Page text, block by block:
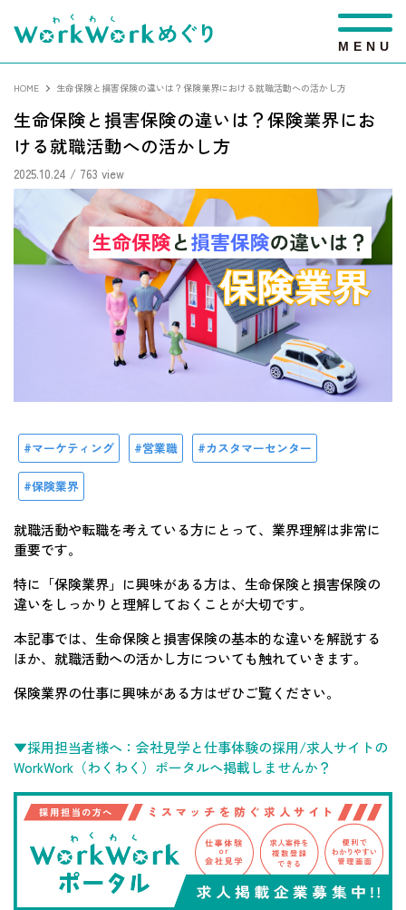
M E N U
HOME 生命保険と損害保険の違いは？保険業界における就職活動への活かし方
生命保険と損害保険の違いは？保険業界にお
ける就職活動への活かし方
2025.10.24 / 763 view
マーケティング 営業職 カスタマーセンター
保険業界
就職活動や転職を考えている方にとって、業界理解は非常に
重要です。
特に「保険業界」に興味がある方は、生命保険と損害保険の
違いをしっかりと理解しておくことが大切です。
本記事では、生命保険と損害保険の基本的な違いを解説する
ほか、就職活動への活かし方についても触れていきます。
保険業界の仕事に興味がある方はぜひご覧ください。
▼採用担当者様へ：会社見学と仕事体験の採用/求人サイトの
WorkWork（わくわく）ポータルへ掲載しませんか？